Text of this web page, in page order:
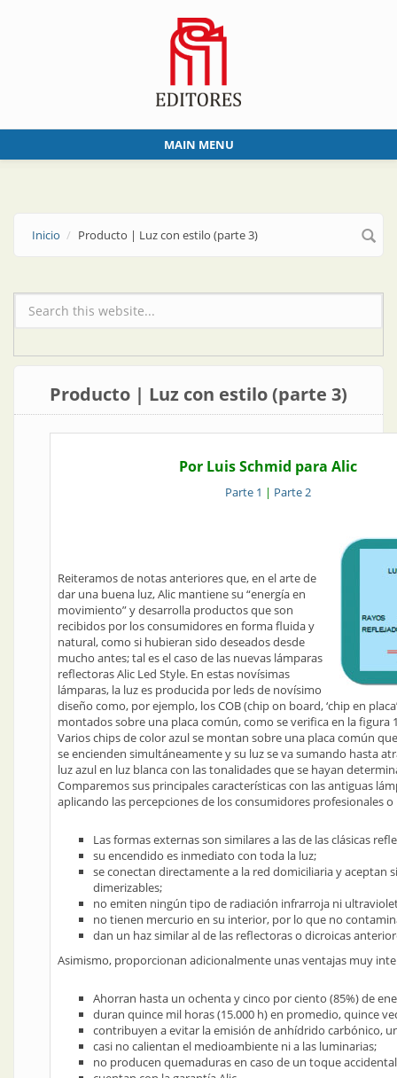
MAIN MENU
Inicio Producto | Luz con estilo (parte 3)
Formulario de búsqueda
Producto | Luz con estilo (parte 3)
Por Luis Schmid para Alic
Parte 1 | Parte 2
Reiteramos de notas anteriores que, en el arte de
dar una buena luz, Alic mantiene su “energía en
movimiento” y desarrolla productos que son
recibidos por los consumidores en forma fluida y
natural, como si hubieran sido deseados desde
mucho antes; tal es el caso de las nuevas lámparas
reflectoras Alic Led Style. En estas novísimas
lámparas, la luz es producida por leds de novísimo
diseño como, por ejemplo, los COB (chip on board, ‘chip en
montados sobre una placa común, como se verifica en la figura
Varios chips de color azul se montan sobre una placa común
se encienden simultáneamente y su luz se va sumando hasta
luz azul en luz blanca con las tonalidades que se hayan
Comparemos sus principales características con las antiguas
aplicando las percepciones de los consumidores profesionales o
Las formas externas son similares a las de las clásicas
su encendido es inmediato con toda la luz;
se conectan directamente a la red domiciliaria y aceptan
dimerizables;
no emiten ningún tipo de radiación infrarroja ni
no tienen mercurio en su interior, por lo que no
dan un haz similar al de las reflectoras o dicroicas
Asimismo, proporcionan adicionalmente unas ventajas muy
Ahorran hasta un ochenta y cinco por ciento (85%) de
duran quince mil horas (15.000 h) en promedio, quince
contribuyen a evitar la emisión de anhídrido carbónico,
casi no calientan el medioambiente ni a las luminarias;
no producen quemaduras en caso de un toque